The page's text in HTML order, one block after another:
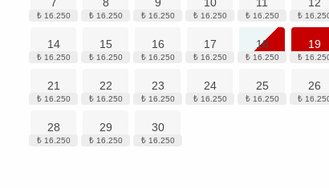
14 15 16 17 18 19
21 22 23 24 25 26
28 29 30